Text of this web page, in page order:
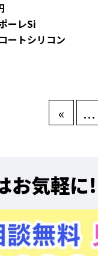
ーレSi
ートシリコン
« ...
お気軽に!